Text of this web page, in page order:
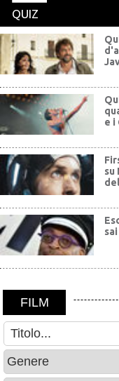
QUIZ
e i
su